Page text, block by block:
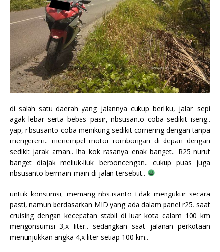
di salah satu daerah yang jalannya cukup berliku, jalan sepi
agak lebar serta bebas pasir, nbsusanto coba sedikit iseng..
yap, nbsusanto coba menikung sedikit cornering dengan tanpa
mengerem.. menempel motor rombongan di depan dengan
sedikit jarak aman.. lha kok rasanya enak banget.. R25 nurut
banget diajak meliuk-liuk berboncengan.. cukup puas juga
nbsusanto bermain-main di jalan tersebut..
untuk konsumsi, memang nbsusanto tidak mengukur secara
pasti, namun berdasarkan MID yang ada dalam panel r25, saat
cruising dengan kecepatan stabil di luar kota dalam 100 km
mengonsumsi 3,x liter.. sedangkan saat jalanan perkotaan
menunjukkan angka 4,x liter setiap 100 km..